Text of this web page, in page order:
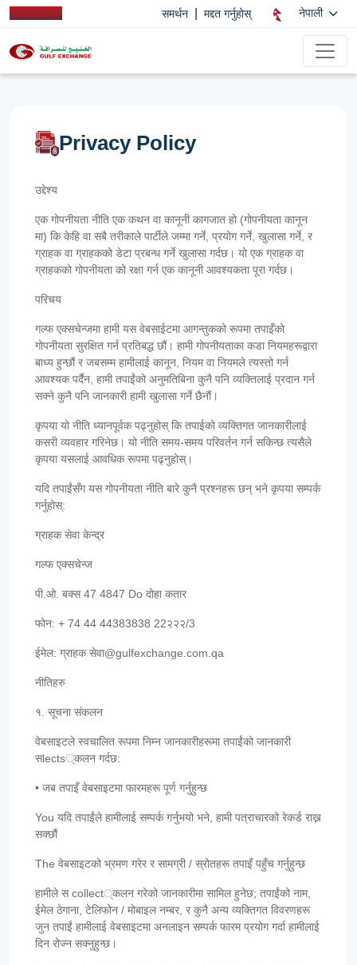
समर्थन मद्दत गर्नुहोस् नेपाली
Privacy Policy
उद्देश्य
एक गोपनीयता नीति एक कथन वा कानूनी कागजात हो (गोपनीयता कानून
मा) कि केहि वा सबै तरीकाले पार्टीले जम्मा गर्ने, प्रयोग गर्ने, खुलासा गर्ने, र
ग्राहक वा ग्राहकको डेटा प्रबन्ध गर्ने खुलासा गर्दछ। यो एक ग्राहक वा
ग्राहकको गोपनीयता को रक्षा गर्न एक कानूनी आवश्यकता पूरा गर्दछ।
परिचय
गल्फ एक्सचेन्जमा हामी यस वेबसाईटमा आगन्तुकको रूपमा तपाइँको
गोपनीयता सुरक्षित गर्न प्रतिबद्ध छौं। हामी गोपनीयताका कडा नियमहरूद्वारा
बाध्य हुन्छौं र जबसम्म हामीलाई कानून, नियम वा नियमले त्यस्तो गर्न
आवश्यक पर्दैन, हामी तपाईंको अनुमतिबिना कुनै पनि व्यक्तिलाई प्रदान गर्न
सक्ने कुनै पनि जानकारी हामी खुलासा गर्ने छैनौं।
कृपया यो नीति ध्यानपूर्वक पढ्नुहोस् कि तपाईको व्यक्तिगत जानकारीलाई
कसरी व्यवहार गरिनेछ। यो नीति समय-समय परिवर्तन गर्न सकिन्छ त्यसैले
कृपया यसलाई आवधिक रूपमा पढ्नुहोस्।
यदि तपाईंसँग यस गोपनीयता नीति बारे कुनै प्रश्नहरू छन् भने कृपया सम्पर्क
गर्नुहोस्:
ग्राहक सेवा केन्द्र
गल्फ एक्सचेन्ज
पी.ओ. बक्स 47 4847 Do दोहा कतार
फोन: + 74 44 44383838 22२२२/3
ईमेल: ग्राहक सेवा@gulfexchange.com.qa
नीतिहरु
१. सूचना संकलन
वेबसाइटले स्वचालित रूपमा निम्न जानकारीहरूमा तपाईंको जानकारी
सlects्कलन गर्दछ:
• जब तपाइँ वेबसाइटमा फारमहरू पूर्ण गर्नुहुन्छ
You यदि तपाईंले हामीलाई सम्पर्क गर्नुभयो भने, हामी पत्राचारको रेकर्ड राख्न
सक्छौं
The वेबसाइटको भ्रमण गरेर र सामग्री / स्रोतहरू तपाइँ पहुँच गर्नुहुन्छ
हामीले स collect्कलन गरेको जानकारीमा सामिल हुनेछ; तपाईंको नाम,
ईमेल ठेगाना, टेलिफोन / मोबाइल नम्बर, र कुनै अन्य व्यक्तिगत विवरणहरू
जुन तपाईं हामीलाई वेबसाइटमा अनलाइन सम्पर्क फारम प्रयोग गर्दा हामीलाई
दिन रोज्न सक्नुहुन्छ।